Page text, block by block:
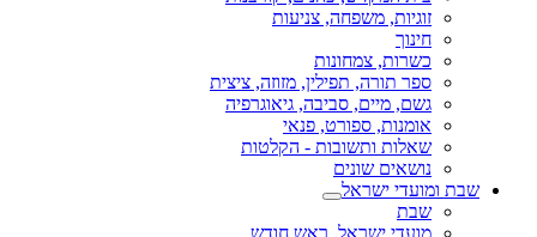
זוגיות, משפחה, צניעות
חינוך
כשרות, צמחונות
ספר תורה, תפילין, מזוזה, ציצית
גשם, מיים, סביבה, גיאוגרפיה
אומנות, ספורט, פנאי
שאלות ותשובות - הקלטות
נושאים שונים
שבת ומועדי ישראל
שבת